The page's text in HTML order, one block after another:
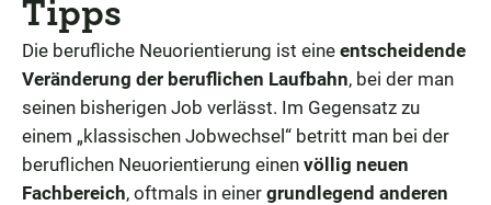
Tipps
Die berufliche Neuorientierung ist eine entscheidende
Veränderung der beruflichen Laufbahn, bei der man
seinen bisherigen Job verlässt. Im Gegensatz zu
einem „klassischen Jobwechsel“ betritt man bei der
beruflichen Neuorientierung einen völlig neuen
Fachbereich, oftmals in einer grundlegend anderen